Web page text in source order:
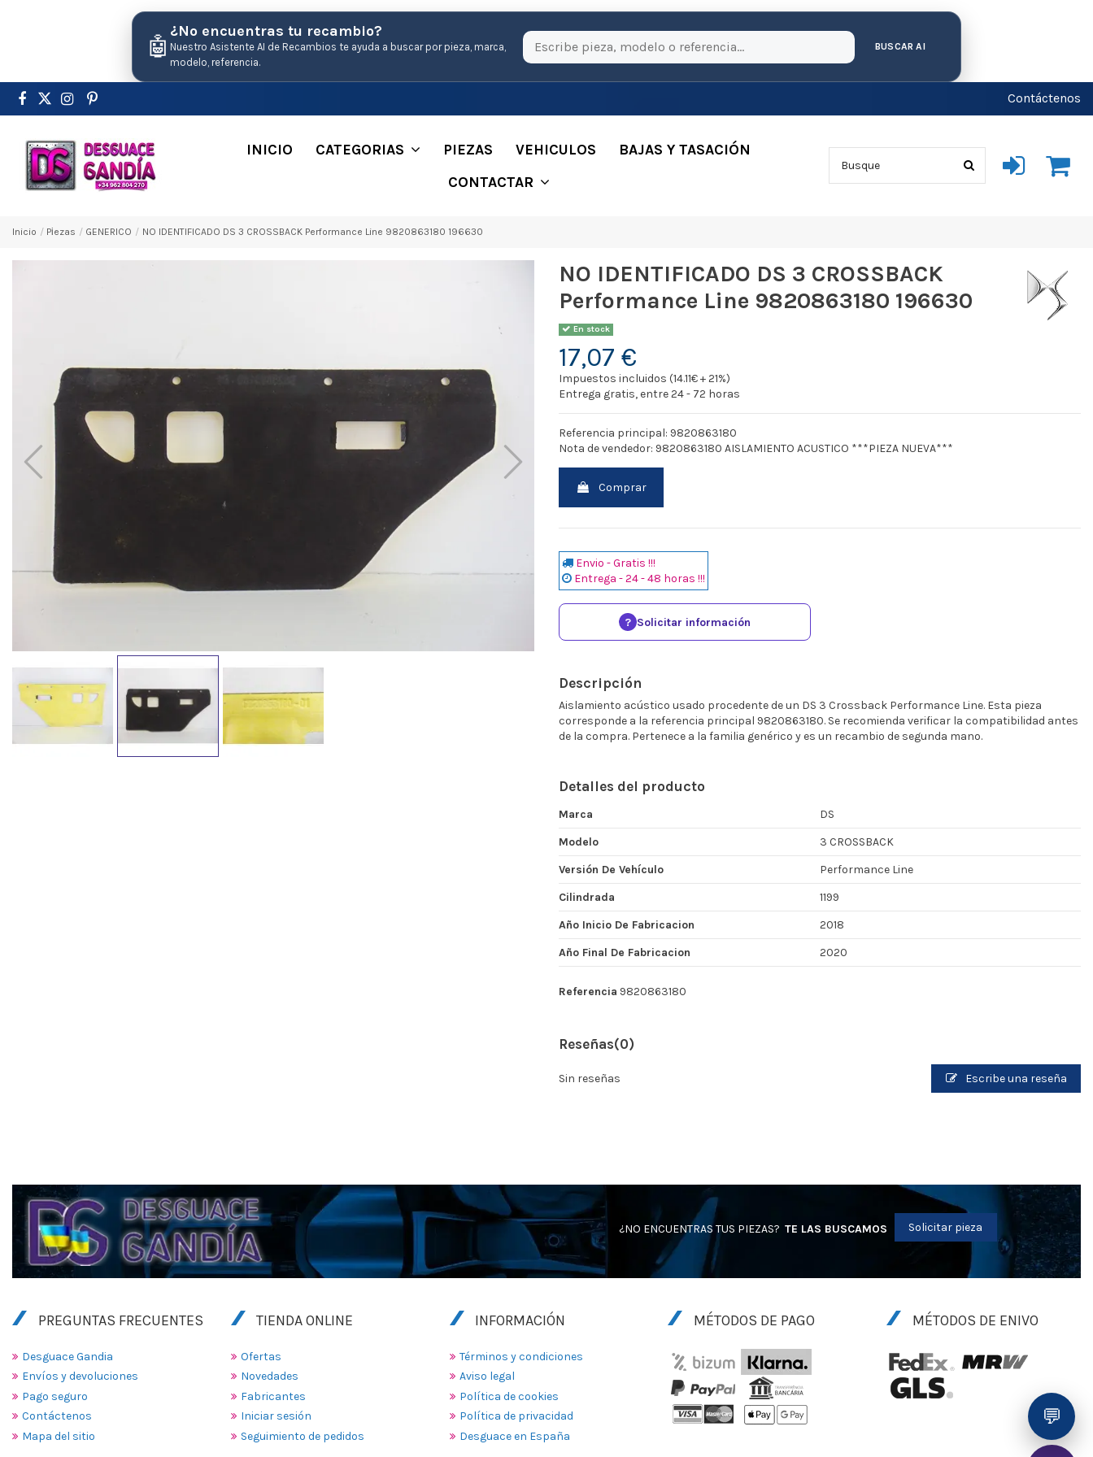
🤖
¿No encuentras tu recambio?
Nuestro Asistente AI de Recambios te ayuda a buscar por pieza, marca,
modelo, referencia.
BUSCAR AI
Contáctenos
INICIO CATEGORIAS PIEZAS VEHICULOS
BAJAS Y TASACIÓN
CONTACTAR
Inicio Pіezas GENERICO NO IDENTIFICADO DS 3 CROSSBACK Performance Line 9820863180 196630
NO IDENTIFICADO DS 3 CROSSBACK
Performance Line 9820863180 196630
En stock
17,07 €
Impuestos incluidos (14.11€ + 21%)
Entrega gratis, entre 24 - 72 horas
Referencia principal: 9820863180
Nota de vendedor: 9820863180 AISLAMIENTO ACUSTICO ***PIEZA NUEVA***
Comprar
Envio - Gratis !!!
Entrega - 24 - 48 horas !!!
? Solicitar información
Descripción
Aislamiento acústico usado procedente de un DS 3 Crossback Performance Line. Esta pieza
corresponde a la referencia principal 9820863180. Se recomienda verificar la compatibilidad antes
de la compra. Pertenece a la familia genérico y es un recambio de segunda mano.
Detalles del producto
Marca
DS
Modelo
3 CROSSBACK
Versión De Vehículo
Performance Line
Cilindrada
1199
Año Inicio De Fabricacion
2018
Año Final De Fabricacion
2020
Referencia 9820863180
Reseñas(0)
Sin reseñas Escribe una reseña
¿NO ENCUENTRAS TUS PIEZAS? TE LAS BUSCAMOS Solicitar pieza
PREGUNTAS FRECUENTES
Desguace Gandia
Envíos y devoluciones
Pago seguro
Contáctenos
Mapa del sitio
TIENDA ONLINE
Ofertas
Novedades
Fabricantes
Iniciar sesión
Seguimiento de pedidos
INFORMACIÓN
Términos y condiciones
Aviso legal
Política de cookies
Política de privacidad
Desguace en España
MÉTODOS DE PAGO MÉTODOS DE ENIVO
💬